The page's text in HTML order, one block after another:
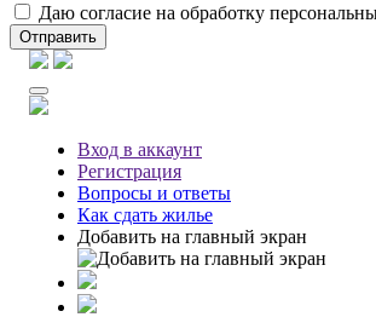
Даю согласие на обработку
Отправить
Вход в аккаунт
Регистрация
Вопросы и ответы
Как сдать жилье
Добавить на главный экран